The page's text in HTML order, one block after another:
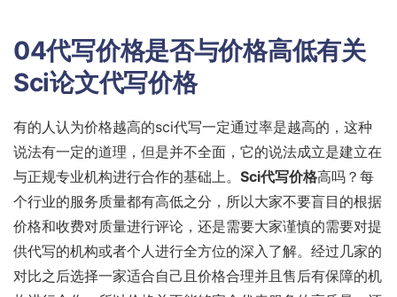
04代写价格是否与价格高低有关
Sci论文代写价格
有的人认为价格越高的sci代写一定通过率是越高的，这种
说法有一定的道理，但是并不全面，它的说法成立是建立在
与正规专业机构进行合作的基础上。 Sci代写价格高吗？每
个行业的服务质量都有高低之分，所以大家不要盲目的根据
价格和收费对质量进行评论，还是需要大家谨慎的需要对提
供代写的机构或者个人进行全方位的深入了解。经过几家的
对比之后选择一家适合自己且价格合理并且售后有保障的机